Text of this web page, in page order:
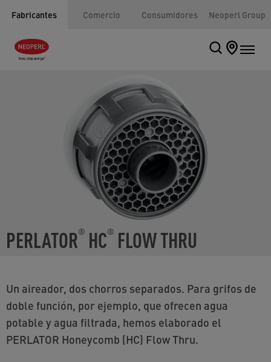
Fabricantes Comercio Consumidores Neoperl Group
PERLATOR® HC® FLOW THRU
Un aireador, dos chorros separados. Para grifos de
doble función, por ejemplo, que ofrecen agua
potable y agua filtrada, hemos elaborado el
PERLATOR Honeycomb (HC) Flow Thru.